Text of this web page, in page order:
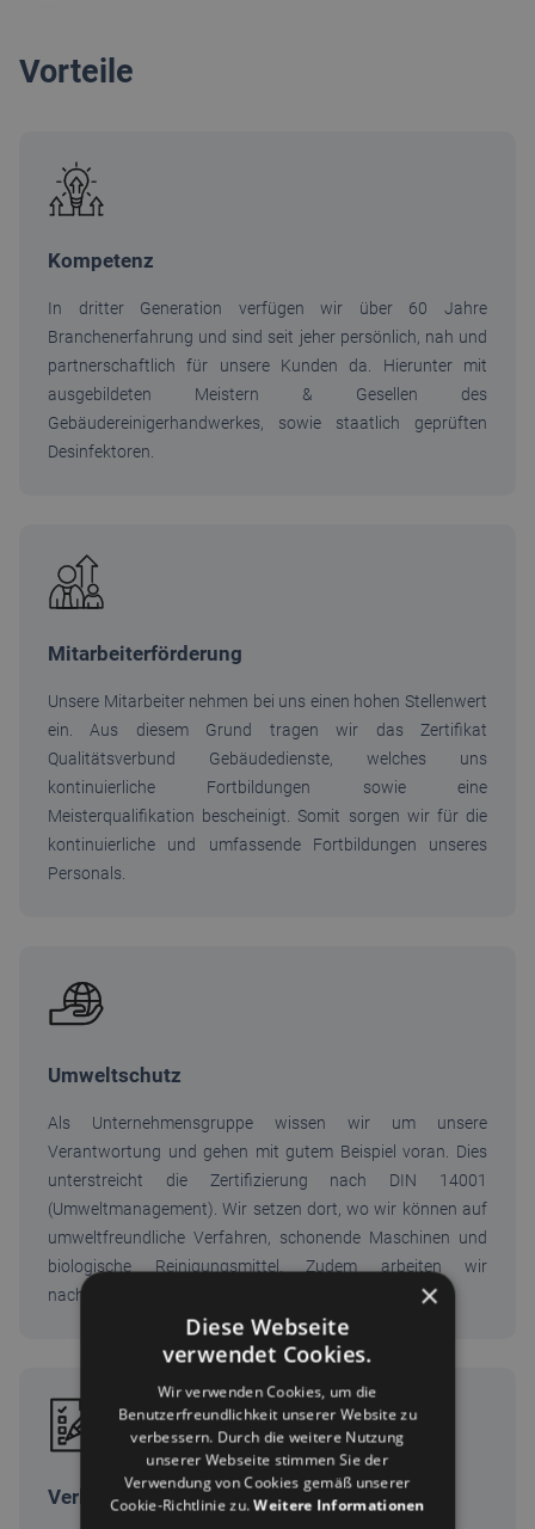
Vorteile
Kompetenz
In dritter Generation verfügen wir über 60 Jahre
Branchenerfahrung und sind seit jeher persönlich, nah und
partnerschaftlich für unsere Kunden da. Hierunter mit
ausgebildeten Meistern & Gesellen des
Gebäudereinigerhandwerkes, sowie staatlich geprüften
Desinfektoren.
Mitarbeiterförderung
Unsere Mitarbeiter nehmen bei uns einen hohen Stellenwert
ein. Aus diesem Grund tragen wir das Zertifikat
Qualitätsverbund Gebäudedienste, welches uns
kontinuierliche Fortbildungen sowie eine
Meisterqualifikation bescheinigt. Somit sorgen wir für die
kontinuierliche und umfassende Fortbildungen unseres
Personals.
Umweltschutz
Als Unternehmensgruppe wissen wir um unsere
Verantwortung und gehen mit gutem Beispiel voran. Dies
unterstreicht die Zertifizierung nach DIN 14001
(Umweltmanagement). Wir setzen dort, wo wir können auf
umweltfreundliche Verfahren, schonende Maschinen und
biologische Reinigungsmittel. Zudem arbeiten wir
nachhaltig und ressourcenschonend.
Verlässlich
×
Diese Webseite
verwendet Cookies.
Wir verwenden Cookies, um die
Benutzerfreundlichkeit unserer Website zu
verbessern. Durch die weitere Nutzung
unserer Webseite stimmen Sie der
Verwendung von Cookies gemäß unserer
Cookie-Richtlinie zu.Weitere Informationen